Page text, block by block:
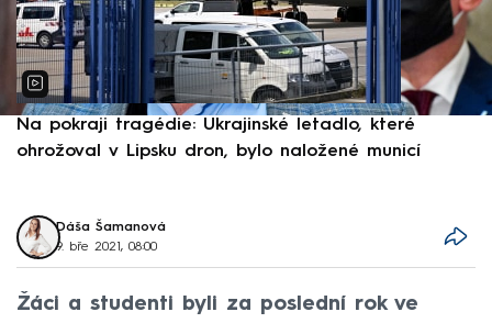
Na pokraji tragédie: Ukrajinské letadlo, které
ohrožoval v Lipsku dron, bylo naložené municí
Dáša Šamanová
9. bře 2021, 08:00
Žáci a studenti byli za poslední rok ve